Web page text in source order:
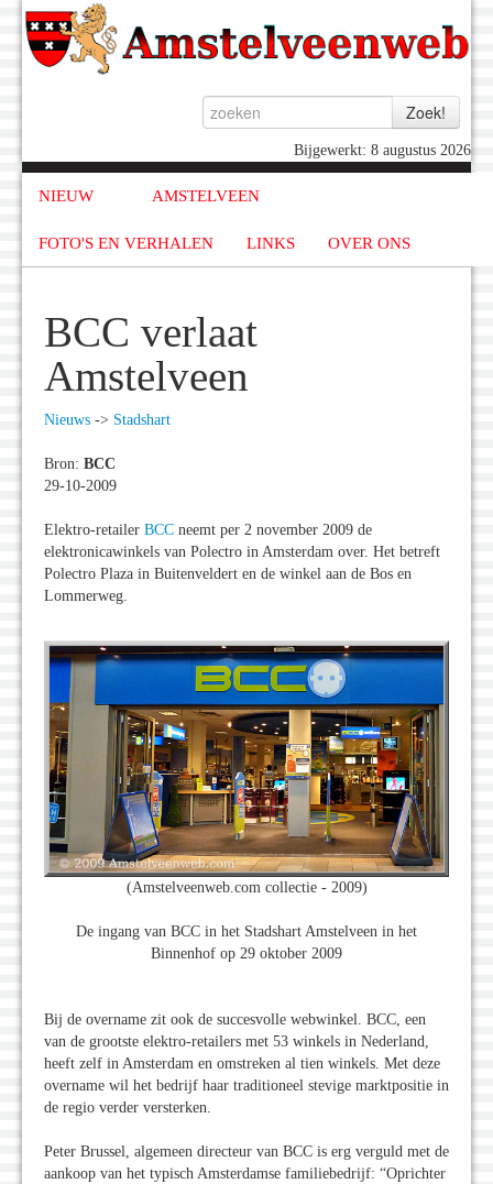
Bijgewerkt: 8 augustus 2026
NIEUW AMSTELVEEN
FOTO'S EN VERHALEN LINKS OVER ONS
BCC verlaat
Amstelveen
Nieuws -> Stadshart
Bron: BCC
29-10-2009
Elektro-retailer BCC neemt per 2 november 2009 de
elektronicawinkels van Polectro in Amsterdam over. Het betreft
Polectro Plaza in Buitenveldert en de winkel aan de Bos en
Lommerweg.
(Amstelveenweb.com collectie - 2009)
De ingang van BCC in het Stadshart Amstelveen in het
Binnenhof op 29 oktober 2009
Bij de overname zit ook de succesvolle webwinkel. BCC, een
van de grootste elektro-retailers met 53 winkels in Nederland,
heeft zelf in Amsterdam en omstreken al tien winkels. Met deze
overname wil het bedrijf haar traditioneel stevige marktpositie in
de regio verder versterken.
Peter Brussel, algemeen directeur van BCC is erg verguld met de
aankoop van het typisch Amsterdamse familiebedrijf: “Oprichter